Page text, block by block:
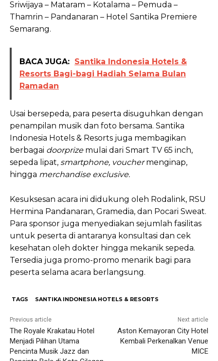
Sriwijaya – Mataram – Kotalama – Pemuda –
Thamrin – Pandanaran – Hotel Santika Premiere
Semarang.
BACA JUGA: Santika Indonesia Hotels &
Resorts Bagi-bagi Hadiah Selama Bulan
Ramadan
Usai bersepeda, para peserta disuguhkan dengan
penampilan musik dan foto bersama. Santika
Indonesia Hotels & Resorts juga membagikan
berbagai doorprizemulai dari Smart TV 65 inch,
sepeda lipat, smartphone, vouchermenginap,
hingga merchandise exclusive.
Kesuksesan acara ini didukung oleh Rodalink, RSU
Hermina Pandanaran, Gramedia, dan Pocari Sweat.
Para sponsor juga menyediakan sejumlah fasilitas
untuk peserta di antaranya konsultasi dan cek
kesehatan oleh dokter hingga mekanik sepeda.
Tersedia juga promo-promo menarik bagi para
peserta selama acara berlangsung.
TAGS SANTIKA INDONESIA HOTELS & RESORTS
Previous article
The Royale Krakatau Hotel
Menjadi Pilihan Utama
Pencinta Musik Jazz dan
Next article
Aston Kemayoran City Hotel
Kembali Perkenalkan Venue
MICE